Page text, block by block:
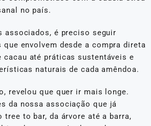
no país.
associados, é preciso seguir
envolvem desde a compra direta
cacau até práticas sustentáveis e
naturais de cada amêndoa.
revelou que quer ir mais longe.
da nossa associação que já
tree to bar, da árvore até a barra,